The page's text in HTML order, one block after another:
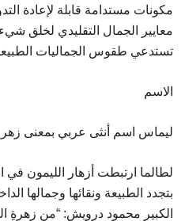
مكونات مستدامة قابلة لإعادة
معايير الجمال التقليدي لخلق
تستدعي طقوس الجماليات
الاسم
ليماس اسم أنثى عربي بمعنى زهر
لطالما ارتبطت أزهار الليمون في
بتجدد الطبيعة ونقائها وجمالها
الكبير محمود درويش: “من زهرةِ